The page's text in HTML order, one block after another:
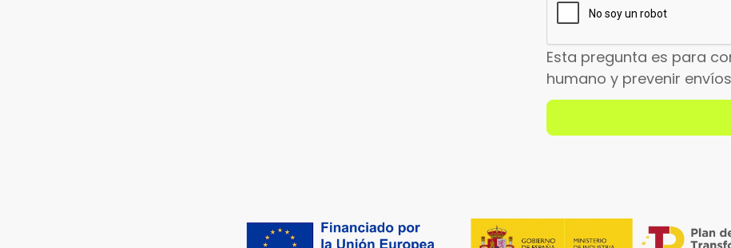
Esta pregunta es para
humano y prevenir